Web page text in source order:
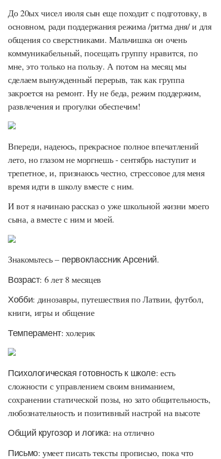
До 20ых чисел июля сын еще походит с подготовку, в
основном, ради поддержания режима /ритма дня/ и для
общения со сверстниками. Мальчишка он очень
коммуникабельный, посещать группу нравится, по
мне, это только на пользу. А потом на месяц мы
сделаем вынужденный перерыв, так как группа
закроется на ремонт. Ну не беда, режим поддержим,
развлечения и прогулки обеспечим!
Впереди, надеюсь, прекрасное полное впечатлений
лето, но глазом не моргнешь - сентябрь наступит и
трепетное, и, признаюсь честно, стрессовое для меня
время идти в школу вместе с ним.
И вот я начинаю рассказ о уже школьной жизни моего
сына, а вместе с ним и моей.
Знакомьтесь – первоклассник Арсений.
Возраст: 6 лет 8 месяцев
Хобби: динозавры, путешествия по Латвии, футбол,
книги, игры и общение
Темперамент: холерик
Психологическая готовность к школе: есть
сложности с управлением своим вниманием,
сохранении статической позы, но зато общительность,
любознательность и позитивный настрой на высоте
Общий кругозор и логика: на отлично
Письмо:умеет писать тексты прописью, пока что